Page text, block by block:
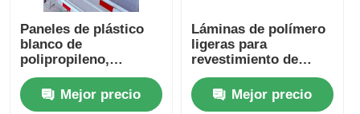
Paneles de plástico
blanco de
polipropileno,
láminas de polímero
ligeras a granel
Mejor precio
Láminas de polímero
ligeras para
revestimiento de
paredes de plástico
PP para exhibiciones
publicitarias
Mejor precio